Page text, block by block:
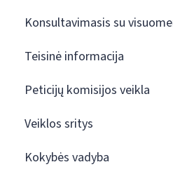
Konsultavimasis su
Teisinė informacija
Peticijų komisijos veikla
Veiklos sritys
Kokybės vadyba